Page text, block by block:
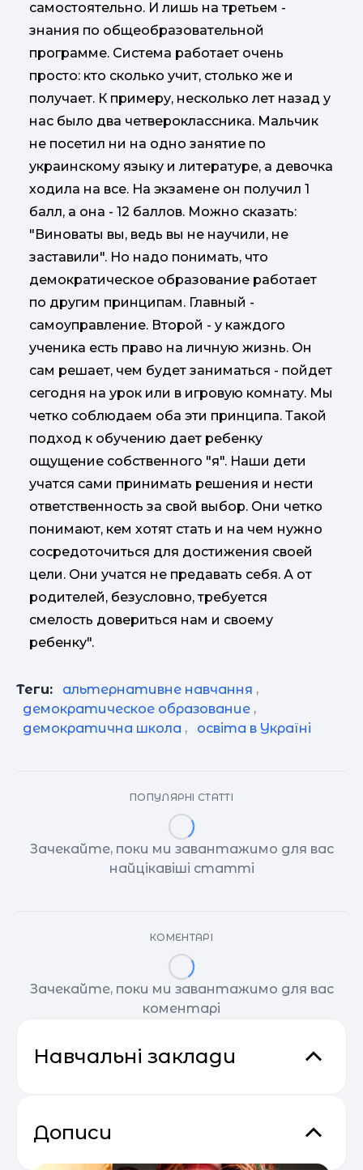
самостоятельно. И лишь на третьем -
знания по общеобразовательной
программе. Система работает очень
просто: кто сколько учит, столько же и
получает. К примеру, несколько лет назад у
нас было два четвероклассника. Мальчик
не посетил ни на одно занятие по
украинскому языку и литературе, а девочка
ходила на все. На экзамене он получил 1
балл, а она - 12 баллов. Можно сказать:
"Виноваты вы, ведь вы не научили, не
заставили". Но надо понимать, что
демократическое образование работает
по другим принципам. Главный -
самоуправление. Второй - у каждого
ученика есть право на личную жизнь. Он
сам решает, чем будет заниматься - пойдет
сегодня на урок или в игровую комнату. Мы
четко соблюдаем оба эти принципа. Такой
подход к обучению дает ребенку
ощущение собственного "я". Наши дети
учатся сами принимать решения и нести
ответственность за свой выбор. Они четко
понимают, кем хотят стать и на чем нужно
сосредоточиться для достижения своей
цели. Они учатся не предавать себя. А от
родителей, безусловно, требуется
смелость довериться нам и своему
ребенку".
Теги: альтернативне навчання ,
демократическое образование ,
демократична школа , освіта в Україні
ПОПУЛЯРНІ СТАТТІ
Зачекайте, поки ми завантажимо для вас
найцікавіші статті
КОМЕНТАРІ
Зачекайте, поки ми завантажимо для вас
коментарі
Навчальні заклади
Дописи